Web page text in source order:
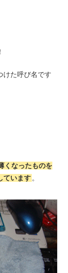
けた呼び名です
くなったものを
ています 。